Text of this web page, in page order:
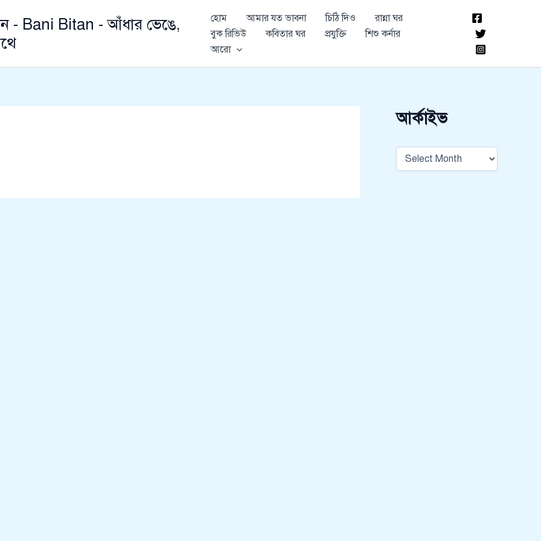
- Bani Bitan - আঁধার ভেঙে,
হোম আমার যত ভাবনা চিঠি দিও
রান্না ঘর
বুক রিভিউ
কবিতার ঘর প্রযুক্তি
শিশু কর্নার
আরো
আর্কাইভ
র্কা
ই